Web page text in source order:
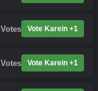
Votes Vote Karein +1
Votes Vote Karein +1